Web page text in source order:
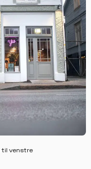
til venstre